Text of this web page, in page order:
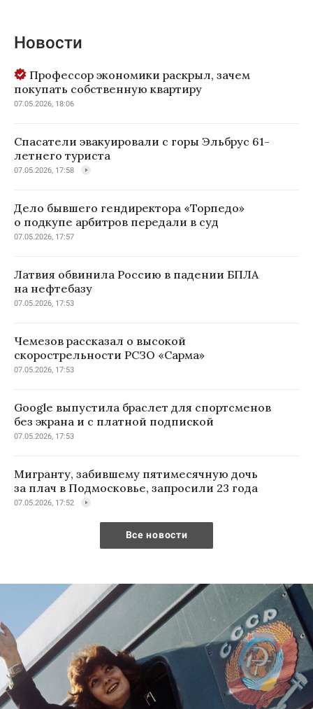
Новости
Профессор экономики раскрыл, зачем
покупать собственную квартиру
07.05.2026, 18:06
Спасатели эвакуировали с горы Эльбрус 61-
летнего туриста
07.05.2026, 17:58
Дело бывшего гендиректора «Торпедо»
о подкупе арбитров передали в суд
07.05.2026, 17:57
Латвия обвинила Россию в падении БПЛА
на нефтебазу
07.05.2026, 17:53
Чемезов рассказал о высокой
скорострельности РСЗО «Сарма»
07.05.2026, 17:53
Google выпустила браслет для спортсменов
без экрана и с платной подпиской
07.05.2026, 17:53
Мигранту, забившему пятимесячную дочь
за плач в Подмосковье, запросили 23 года
07.05.2026, 17:52
Все новости